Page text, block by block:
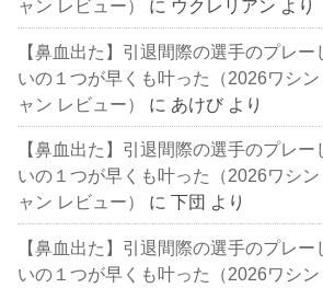
ャン レビュー）
に ウクレリアン より
【鼻血出た】引退間際の選手のプレ
いの１つが早くも叶った（2026ワシ
ャン レビュー）
に あけび より
【鼻血出た】引退間際の選手のプレ
いの１つが早くも叶った（2026ワシ
ャン レビュー）
に下団 より
【鼻血出た】引退間際の選手のプレ
いの１つが早くも叶った（2026ワシ